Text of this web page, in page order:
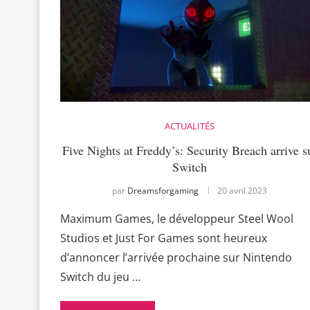
ACTUALITÉS
Five Nights at Freddy’s: Security Breach arrive
Switch
par Dreamsforgaming 20 avril 2023
Maximum Games, le développeur Steel Wool
Studios et Just For Games sont heureux
d’annoncer l’arrivée prochaine sur Nintendo
Switch du jeu …